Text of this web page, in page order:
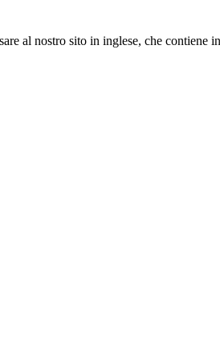
al nostro sito in inglese, che contiene